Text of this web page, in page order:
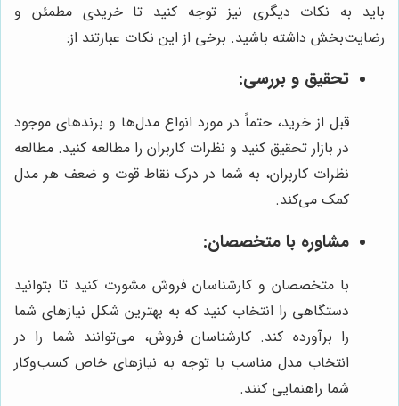
باید به نکات دیگری نیز توجه کنید تا خریدی مطمئن و
رضایت‌بخش داشته باشید. برخی از این نکات عبارتند از:
تحقیق و بررسی:
قبل از خرید، حتماً در مورد انواع مدل‌ها و برندهای موجود
در بازار تحقیق کنید و نظرات کاربران را مطالعه کنید. مطالعه
نظرات کاربران، به شما در درک نقاط قوت و ضعف هر مدل
کمک می‌کند.
مشاوره با متخصصان:
با متخصصان و کارشناسان فروش مشورت کنید تا بتوانید
دستگاهی را انتخاب کنید که به بهترین شکل نیازهای شما
را برآورده کند. کارشناسان فروش، می‌توانند شما را در
انتخاب مدل مناسب با توجه به نیازهای خاص کسب‌وکار
شما راهنمایی کنند.